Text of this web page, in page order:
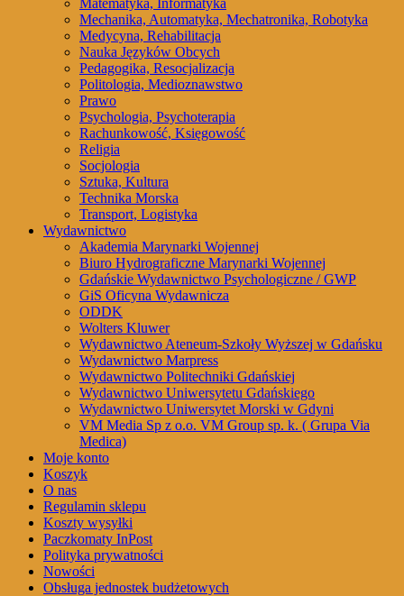
Matematyka, Informatyka
Mechanika, Automatyka, Mechatronika, Robotyka
Medycyna, Rehabilitacja
Nauka Języków Obcych
Pedagogika, Resocjalizacja
Politologia, Medioznawstwo
Prawo
Psychologia, Psychoterapia
Rachunkowość, Księgowość
Religia
Socjologia
Sztuka, Kultura
Technika Morska
Transport, Logistyka
Wydawnictwo
Akademia Marynarki Wojennej
Biuro Hydrograficzne Marynarki Wojennej
Gdańskie Wydawnictwo Psychologiczne / GWP
GiS Oficyna Wydawnicza
ODDK
Wolters Kluwer
Wydawnictwo Ateneum-Szkoły Wyższej w Gdańsku
Wydawnictwo Marpress
Wydawnictwo Politechniki Gdańskiej
Wydawnictwo Uniwersytetu Gdańskiego
Wydawnictwo Uniwersytet Morski w Gdyni
VM Media Sp z o.o. VM Group sp. k. ( Grupa Via
Medica)
Moje konto
Koszyk
O nas
Regulamin sklepu
Koszty wysyłki
Paczkomaty InPost
Polityka prywatności
Nowości
Obsługa jednostek budżetowych